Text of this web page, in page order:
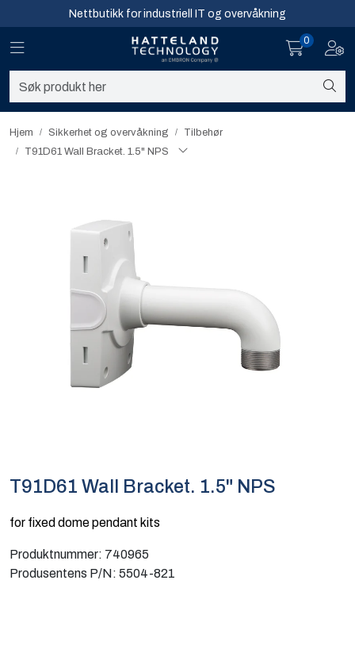
Skip to main contentNettbutikk for industriell IT og overvåkning
Toggle navigation
0
Hjem Sikkerhet og overvåkning
Tilbehør
T91D61 Wall Bracket. 1.5" NPS
T91D61 Wall Bracket. 1.5" NPS
for fixed dome pendant kits
Produktnummer: 740965
Produsentens P/N: 5504-821
Nettverk
Computing
Sikkerhet og overvåkning